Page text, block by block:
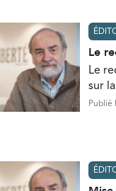
Le
Le
sur
Publié